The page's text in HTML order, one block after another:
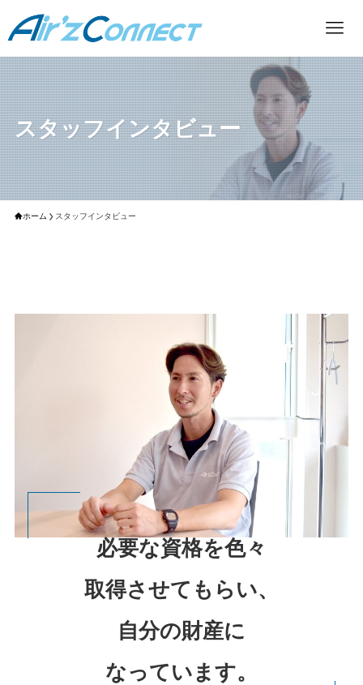
スタッフインタビュー
ホーム スタッフインタビュー
必要な資格を色々
取得させてもらい、
自分の財産に
なっています。